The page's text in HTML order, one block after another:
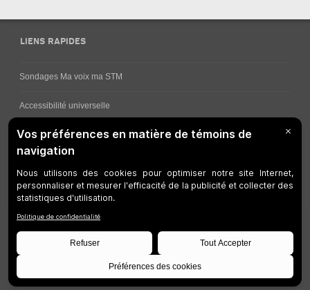
LIENS RAPIDES
Sondages Ma voix ma STM
Accessibilité universelle
Comment obtenir vos horaires de bus
Travaux en cours
©STM1997-2026
Gestion des témoins
Accessibilité Web
Plan du site